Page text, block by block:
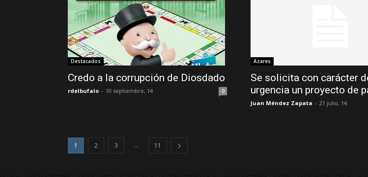
Destacados
Credo a la corrupción de Diosdado
rdelbufalo - 10 septiembre, 14 0
Azares
Se solicita con carácter
urgencia un proyecto de
Juan Méndez Zapata - 21 julio, 14
1 2 3 ... 11